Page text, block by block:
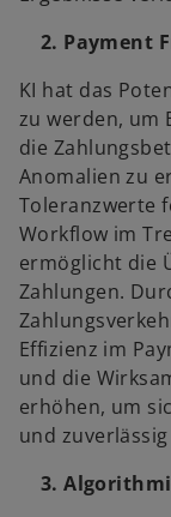
2. Payment
KI hat das
zu werden, um
die
Anomalien zu
Toleranzwerte
Workflow im
ermöglicht die
Zahlungen.
Effizienz im
und die
erhöhen, um
und
3.